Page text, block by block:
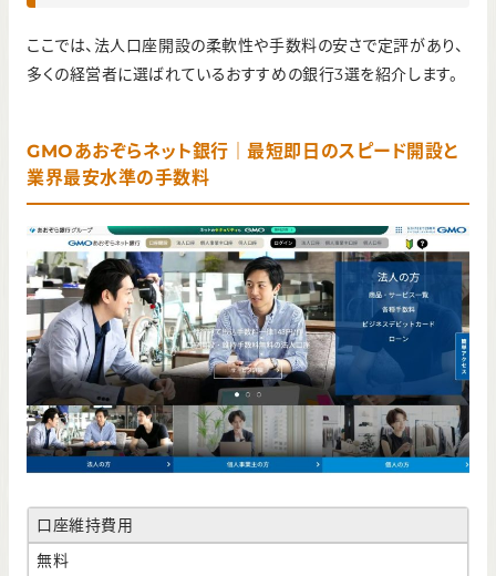
ここでは、法人口座開設の柔軟性や手数料の安さで定評があり、
多くの経営者に選ばれているおすすめの銀行3選を紹介します。
GMOあおぞらネット銀行｜最短即日のスピード開設と
業界最安水準の手数料
口座維持費用
無料